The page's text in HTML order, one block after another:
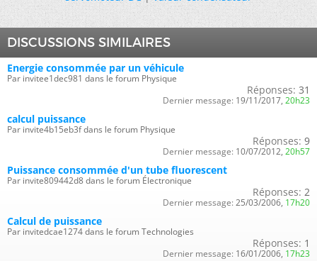
DISCUSSIONS SIMILAIRES
Energie consommée par un véhicule
Par invitee1dec981 dans le forum Physique
Réponses: 31
Dernier message: 19/11/2017, 20h23
calcul puissance
Par invite4b15eb3f dans le forum Physique
Réponses: 9
Dernier message: 10/07/2012, 20h57
Puissance consommée d'un tube fluorescent
Par invite809442d8 dans le forum Électronique
Réponses: 2
Dernier message: 25/03/2006, 17h20
Calcul de puissance
Par invitedcae1274 dans le forum Technologies
Réponses: 1
Dernier message: 16/01/2006, 17h23